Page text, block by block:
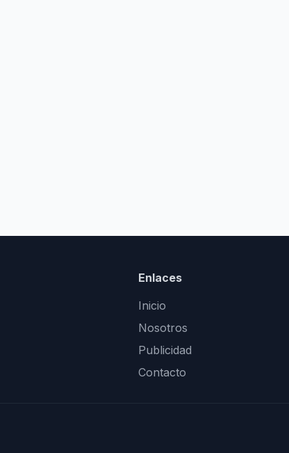
Enlaces
Inicio
Nosotros
Publicidad
Contacto